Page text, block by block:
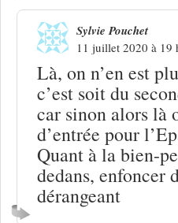
Sylvie Pouchet
11 juillet 2020 à 19
Là, on n’en est
c’est soit du
car sinon alors là
d’entrée pour
Quant à la bien-
dedans, enfoncer
dérangeant